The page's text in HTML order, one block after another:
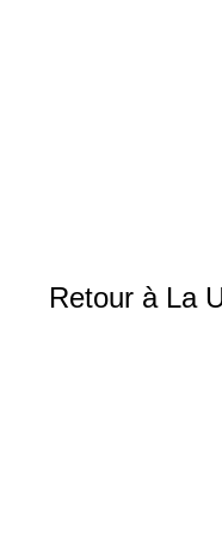
Retour à La